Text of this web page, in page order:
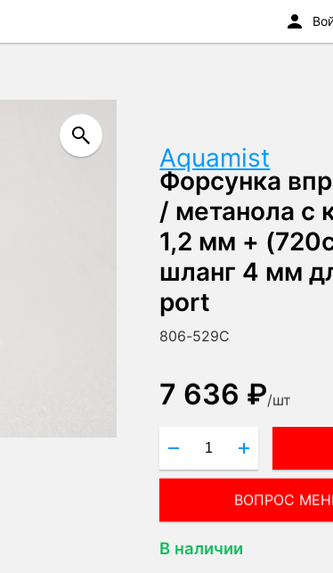
Aquamist
Форсунка
/ метанола с
1,2 мм +
шланг 4 мм
port
806-529C
7 636 ₽/шт
ВОПРОС
В наличии